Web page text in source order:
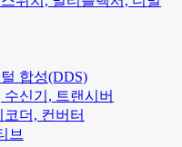
합성(DDS)
신기, 트랜시버
더, 컨버터
브